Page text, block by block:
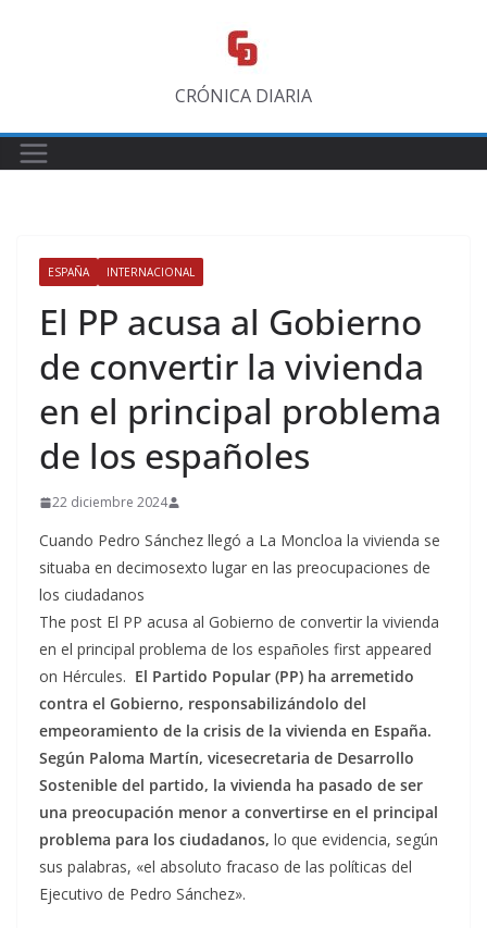
CRÓNICA DIARIA
ESPAÑA INTERNACIONAL
El PP acusa al Gobierno
de convertir la vivienda
en el principal problema
de los españoles
22 diciembre 2024
Cuando Pedro Sánchez llegó a La Moncloa la vivienda se
situaba en decimosexto lugar en las preocupaciones de
los ciudadanos
The post El PP acusa al Gobierno de convertir la vivienda
en el principal problema de los españoles first appeared
on Hércules. El Partido Popular (PP) ha arremetido
contra el Gobierno, responsabilizándolo del
empeoramiento de la crisis de la vivienda en España.
Según Paloma Martín, vicesecretaria de Desarrollo
Sostenible del partido, la vivienda ha pasado de ser
una preocupación menor a convertirse en el principal
problema para los ciudadanos, lo que evidencia, según
sus palabras, «el absoluto fracaso de las políticas del
Ejecutivo de Pedro Sánchez».